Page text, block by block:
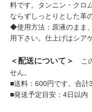
料です。タンニン・クロ
ならずしっとりとした革
◆使用方法：原液のまま
用下さい。仕上げはシア
＜配送について＞
こ
せん。
■送料：600円です。合計
■発送予定目安：4日以内